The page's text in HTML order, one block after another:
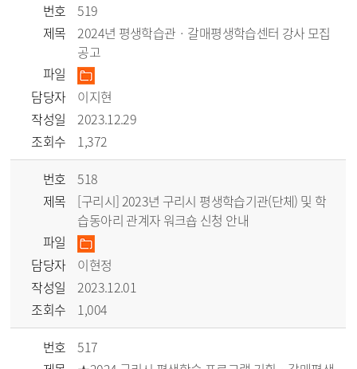
번호
519
제목
2024년 평생학습관 · 갈매평생학습센터 강사 모집
공고
파일
담당자
이지현
작성일
2023.12.29
조회수
1,372
번호
518
제목
[구리시] 2023년 구리시 평생학습기관(단체) 및 학
습동아리 관계자 워크숍 신청 안내
파일
담당자
이현정
작성일
2023.12.01
조회수
1,004
번호
517